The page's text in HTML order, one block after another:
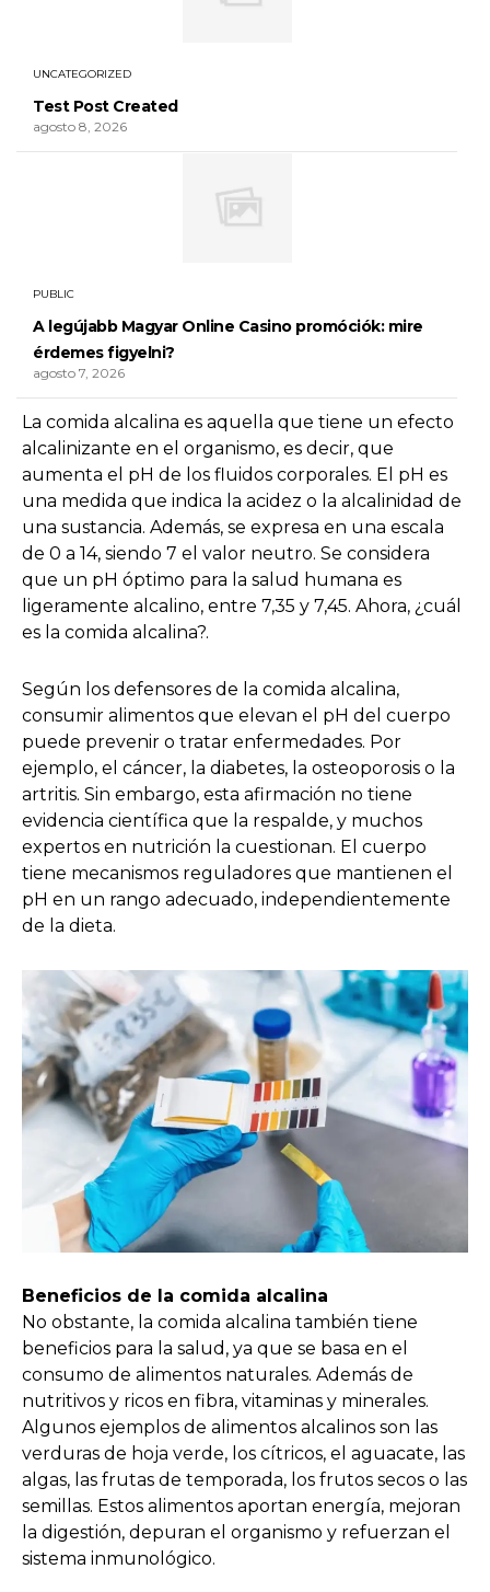
La comida alcalina es aquella que tiene un efecto
alcalinizante en el organismo, es decir, que
aumenta el pH de los fluidos corporales. El pH es
una medida que indica la acidez o la alcalinidad de
una sustancia. Además, se expresa en una escala
de 0 a 14, siendo 7 el valor neutro. Se considera
que un pH óptimo para la salud humana es
ligeramente alcalino, entre 7,35 y 7,45. Ahora, ¿cuál
es la comida alcalina?.
Según los defensores de la comida alcalina,
consumir alimentos que elevan el pH del cuerpo
puede prevenir o tratar enfermedades. Por
ejemplo, el cáncer, la diabetes, la osteoporosis o la
artritis. Sin embargo, esta afirmación no tiene
evidencia científica que la respalde, y muchos
expertos en nutrición la cuestionan. El cuerpo
tiene mecanismos reguladores que mantienen el
pH en un rango adecuado, independientemente
de la dieta.
Beneficios de la comida alcalina
No obstante, la comida alcalina también tiene
beneficios para la salud, ya que se basa en el
consumo de alimentos naturales. Además de
nutritivos y ricos en fibra, vitaminas y minerales.
Algunos ejemplos de alimentos alcalinos son las
verduras de hoja verde, los cítricos, el aguacate, las
algas, las frutas de temporada, los frutos secos o las
semillas. Estos alimentos aportan energía, mejoran
la digestión, depuran el organismo y refuerzan el
sistema inmunológico.
UNCATEGORIZED
Test Post Created
agosto 8, 2026
PUBLIC
A legújabb Magyar Online Casino promóciók: mire
érdemes figyelni?
agosto 7, 2026